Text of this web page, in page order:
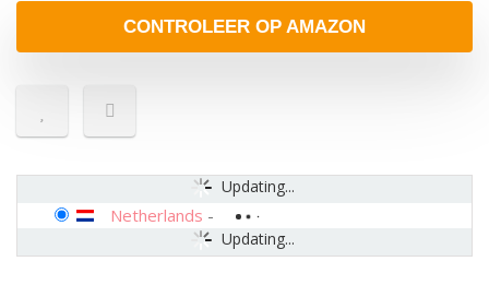
CONTROLEER OP AMAZON
Updating...
Updating...
Netherlands -